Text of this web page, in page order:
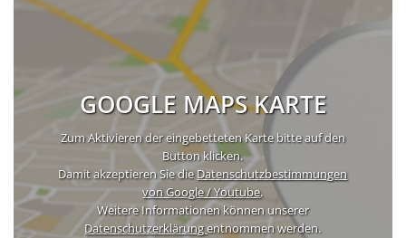
GOOGLE MAPS KARTE
Zum Aktivieren der eingebetteten Karte bitte auf den
Button klicken.
Damit akzeptieren Sie dieDatenschutzbestimmungen
von Google / Youtube.
Weitere Informationen können unserer
Datenschutzerklärungentnommen werden.